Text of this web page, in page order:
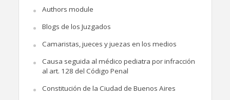
Authors module
Blogs de los Juzgados
Camaristas, jueces y juezas en los medios
Causa seguida al médico pediatra por infracción
al art. 128 del Código Penal
Constitución de la Ciudad de Buenos Aires